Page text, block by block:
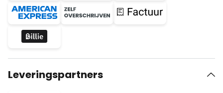
Leveringspartners